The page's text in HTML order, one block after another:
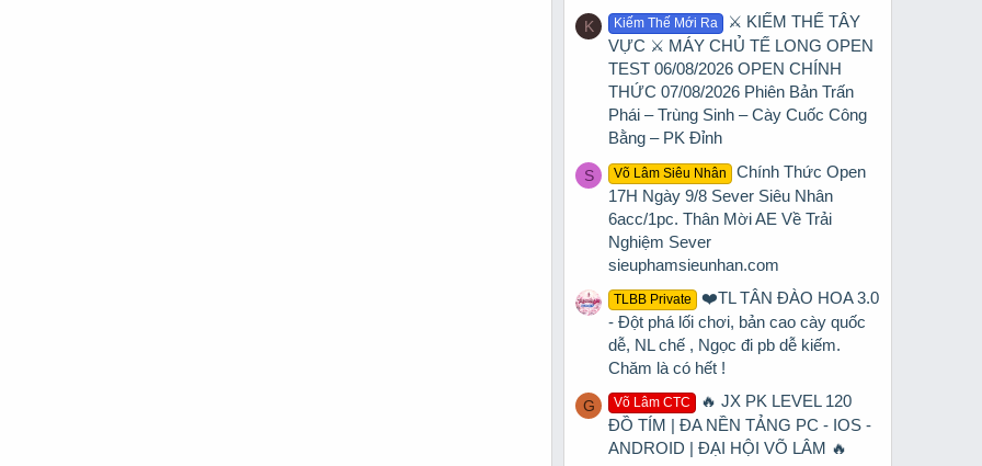
K Kiếm Thế Mới Ra
⚔️ KIẾM THẾ TÂY
VỰC ⚔️ MÁY CHỦ TẾ LONG OPEN
TEST 06/08/2026 OPEN CHÍNH
THỨC 07/08/2026 Phiên Bản Trấn
Phái – Trùng Sinh – Cày Cuốc Công
Bằng – PK Đỉnh
S Võ Lâm Siêu Nhân
Chính Thức Open
17H Ngày 9/8 Sever Siêu Nhân
6acc/1pc. Thân Mời AE Về Trải
Nghiệm Sever
sieuphamsieunhan.com
TLBB Private
❤️TL TÂN ĐÀO HOA 3.0
- Đột phá lối chơi, bản cao cày quốc
dễ, NL chế , Ngọc đi pb dễ kiếm.
Chăm là có hết !
G Võ Lâm CTC
🔥 JX PK LEVEL 120
ĐỒ TÍM | ĐA NỀN TẢNG PC - IOS -
ANDROID | ĐẠI HỘI VÕ LÂM 🔥